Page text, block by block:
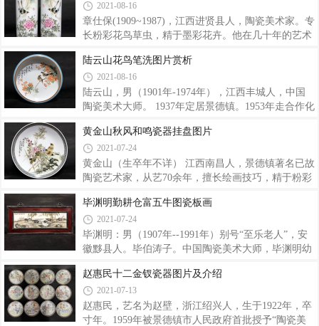
整，满而不繁。王鹤亭瓷器作品价格参考关于“艺术
瓷厂”的知名陶瓷美术家，有一份并不完整的
便对他们的艺术风格有一个初步了解。部分艺人的资
料由于年代久远，目前难以找寻。民国期间的艺人 毕
伯涛（1885－1961年），名达，外号黄山樵子，安徽
许人（1882－1940年），名处，字德达，安徽南陵
人。何氏善微书，能在径寸印泥盒上书写《出师
表》、《赤壁赋》。以画雪景山水见长，他创作的
2021-08-16
章仕保(1909~1987)，江西进贤县人，陶瓷美术家。专
长粉彩花鸟草虫，精于墨彩花卉。他在几十年的艺术
人精华，博采当今之长，融会贯通，终于形成了“高
古典雅，雄浑深沉”的画风。其作品多次在国内外展
出和获奖。如《鹦鹉桃花》、《鹦哥石榴》曾受到周
总理的赞赏，被选为国家礼品瓷赠送外国首脑。章仕
对，画工精湛，胎型端庄，老艺人章仕保款。尺寸；
高29厘米，宽10厘米
陆云山花鸟笔洗图片赏析
2021-08-16
陆云山，男（1901年-1974年），江西丰城人，中国
陶瓷美术大师。 1937年定居景德镇。1953年走合作化
(后更名为轻工业部陶瓷研究所)和王大凡、刘雨岑、
王步等人同堂共艺。他画的松鹤、松鹰、梅等画面深
得同行赞誉。1968年调入艺术瓷厂和毕渊明等人共
艺。为丰富表现力，创粉彩与新彩装饰相结合，创圆
的生命力，创出了陆云山自己的艺术风格。陆云山在
景德镇艺坛曾有“八小名家”之誉。1990年在市陶瓷馆
展出“景德镇近百年陶瓷名人作品展”并列为
黄金山秋风和鸣瓷器挂盘图片
2021-07-24
黄金山（生卒年不详） 江西南昌人，景德镇著名已故
陶瓷艺术家，从艺70余年，擅长绘画技巧，精于粉彩
密有度，富有生活情趣，形成了清新雅丽的绘画风
格。关于“艺术瓷厂”的知名陶瓷美术家，有一份并不
完整的名单，上面有：毕渊明、章仕保、吴康、王小
凡、叶震嘉、赵惠民、常兆新、涂菊清、黄金山、潘
盛生、徐焕文、邹甫仁、余文襄、叶冬青、陈先水、
周湘甫、叶震嘉、常兆新、邹国均、汪昆荣、吴元
清、王一亭、王鹤亭……许多人物现在只能从历
毕渊明勤耕仓富五牛图瓷板画
2021-07-24
毕渊明：男（1907年--1991年）别号“至乐老人”，安
徽黟县人。毕伯涛子。中国陶瓷美术大师，毕渊明幼
毛、山水、人物、走兽、花卉、猴。 [1] 尤其画虎，
有“毕老虎”之雅号，毕渊明在国内外享有盛名。毕渊
明曾为中国书法家协会会员、中国美术家协会会员、
省文联委员、江西省美协顾问、景德镇书画院顾问。
赵惠民十二金钗瓷器图片及介绍
2021-07-13
赵惠民，艺名为赵壁，浙江绍兴人，生于1922年，卒
寸年。1959年被景德镇市人民政府首批授予“陶瓷美